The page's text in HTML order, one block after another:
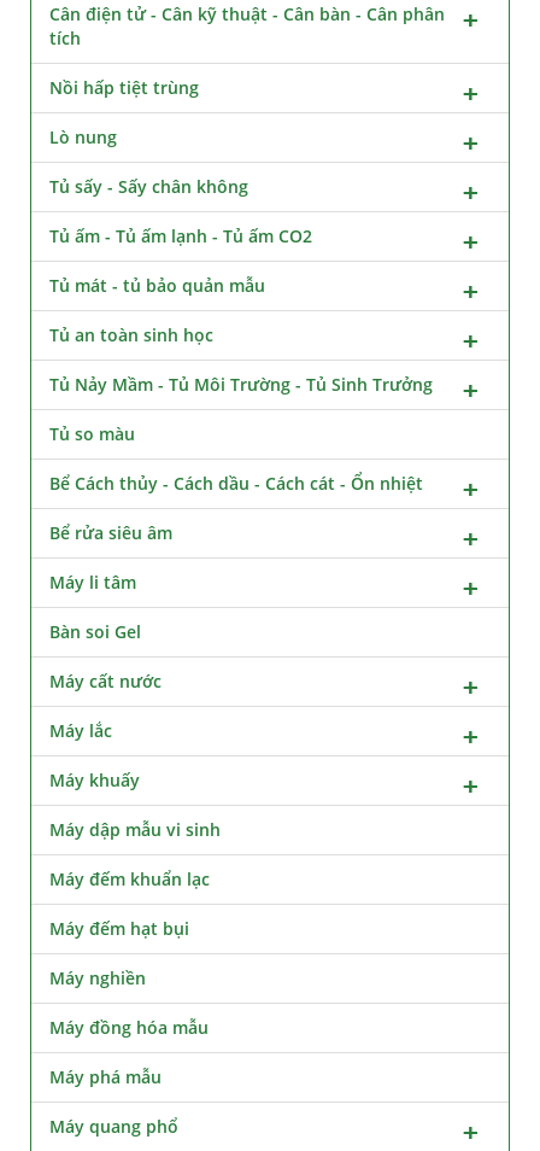
Cân điện tử - Cân kỹ thuật - Cân bàn - Cân phân
tích
Nồi hấp tiệt trùng
Lò nung
Tủ sấy - Sấy chân không
Tủ ấm - Tủ ấm lạnh - Tủ ấm CO2
Tủ mát - tủ bảo quản mẫu
Tủ an toàn sinh học
Tủ Nảy Mầm - Tủ Môi Trường - Tủ Sinh Trưởng
Tủ so màu
Bể Cách thủy - Cách dầu - Cách cát - Ổn nhiệt
Bể rửa siêu âm
Máy li tâm
Bàn soi Gel
Máy cất nước
Máy lắc
Máy khuấy
Máy dập mẫu vi sinh
Máy đếm khuẩn lạc
Máy đếm hạt bụi
Máy nghiền
Máy đồng hóa mẫu
Máy phá mẫu
Máy quang phổ